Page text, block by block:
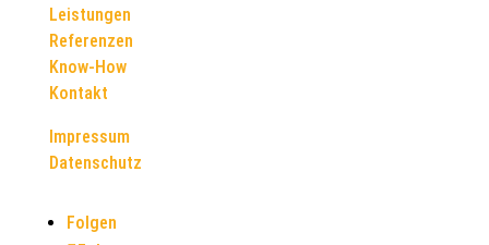
Leistungen
Referenzen
Know-How
Kontakt
Impressum
Datenschutz
Folgen